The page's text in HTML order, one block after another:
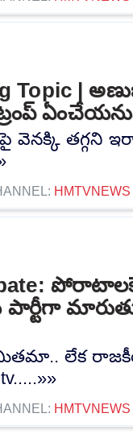
Topic |
వెనక్కి తగ్గని
HMTVNEWS
లేక
HMTVNEWS